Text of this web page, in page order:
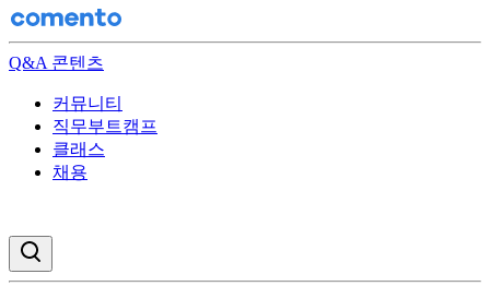
Q&A 콘텐츠
커뮤니티
직무부트캠프
클래스
채용